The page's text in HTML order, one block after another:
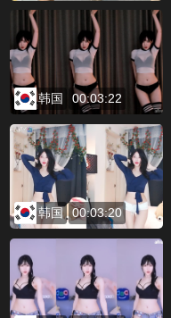
韩国 00:03:22
韩国 00:03:20